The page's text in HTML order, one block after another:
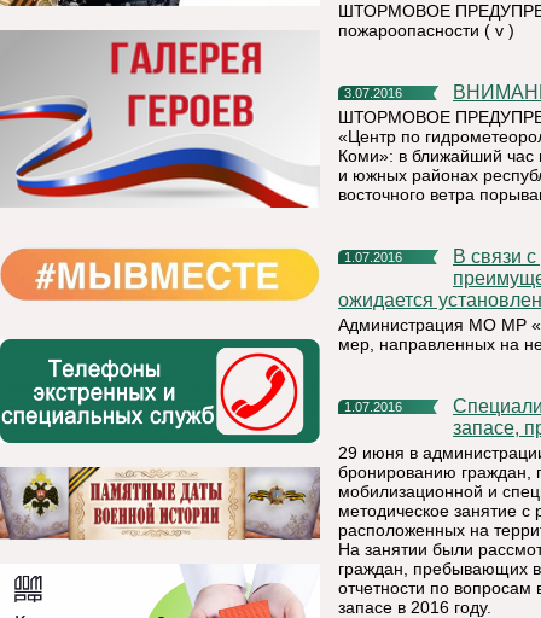
ШТОРМОВОЕ
пожароопасности ( v )
3.07.2016
ШТОРМОВОЕ
«Центр по
Коми»: в ближайший час
и южных районах
восточного ветра
1.07.2016
В связи с установлением на территории республики жаркой,
ожидается
Администрация МО МР
мер, направленных на
1.07.2016
Специалисты по бронированию граждан, пребывающих в
запасе,
29 июня в
бронированию граждан,
мобилизационной и
методическое занятие с
расположенных на
На занятии были
граждан, пребывающих
отчетности по
запасе в 2016 году.